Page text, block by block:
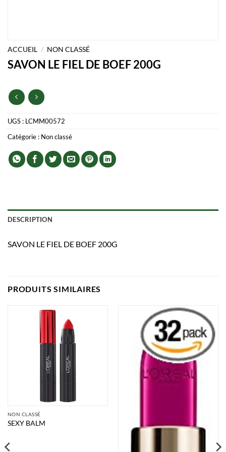
ACCUEIL / NON CLASSÉ
SAVON LE FIEL DE BOEF 200G
UGS : LCMM00572
Catégorie : Non classé
DESCRIPTION
SAVON LE FIEL DE BOEF 200G
PRODUITS SIMILAIRES
NON CLASSÉ
SEXY BALM